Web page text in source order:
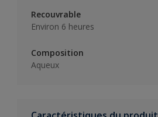
Recouvrable
Environ 6 heures
Composition
Aqueux